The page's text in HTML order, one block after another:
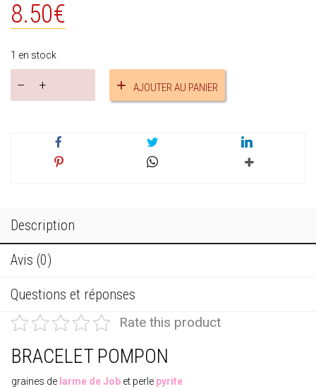
8.50€
1 en stock
Bracelet
AJOUTER AU PANIER
Description
Avis (0)
Questions et réponses
Rate this product
BRACELET POMPON
graines de larme de Job et perle pyrite